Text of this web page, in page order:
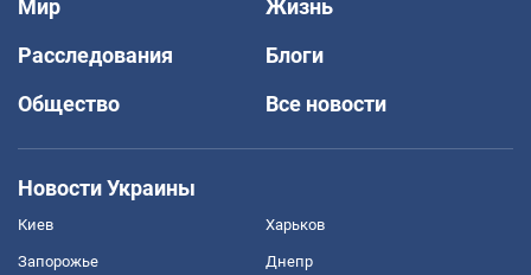
Мир
Жизнь
Расследования
Блоги
Общество
Все новости
Новости Украины
Киев Харьков
Запорожье Днепр